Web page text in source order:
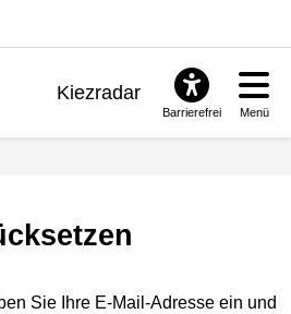
Kiezradar
Barrierefrei Menü
Sie Ihre E-Mail-Adresse ein und